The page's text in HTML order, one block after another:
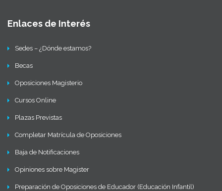
Enlaces de Interés
Sedes – ¿Dónde estamos?
Becas
Oposiciones Magisterio
Cursos Online
Plazas Previstas
Completar Matrícula de Oposiciones
Baja de Notificaciones
Opiniones sobre Magister
Preparación de Oposiciones de Educador (Educación Infantil)